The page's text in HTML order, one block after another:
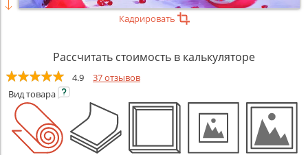
Кадрировать
Рассчитать стоимость в калькуляторе
4.9
37 отзывов
Видтовара